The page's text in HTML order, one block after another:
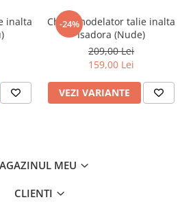
inalta
-24%
Chilot modelator talie inalta
Isadora (Nude)
209,00 Lei
159,00 Lei
VEZI VARIANTE
MEU
CLIENTI